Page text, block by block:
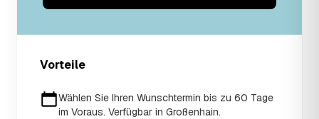
Vorteile
Wählen Sie Ihren Wunschtermin bis zu 60 Tage
im Voraus. Verfügbar in Großenhain.